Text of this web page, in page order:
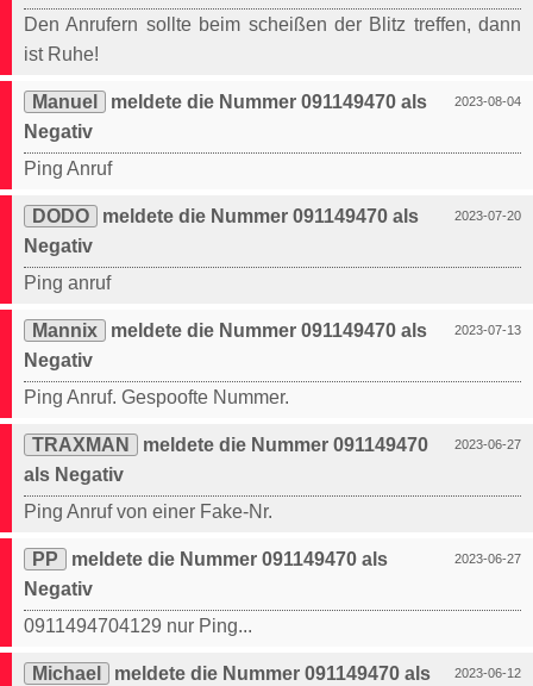
Den Anrufern sollte beim scheißen der Blitz treffen, dann
ist Ruhe!
2023-08-04
Manuel
meldete die Nummer 091149470 als
Negativ
Ping Anruf
2023-07-20
DODO
meldete die Nummer 091149470 als
Negativ
Ping anruf
2023-07-13
Mannix
meldete die Nummer 091149470 als
Negativ
Ping Anruf. Gespoofte Nummer.
2023-06-27
TRAXMAN
meldete die Nummer 091149470
als Negativ
Ping Anruf von einer Fake-Nr.
2023-06-27
PP
meldete die Nummer 091149470 als
Negativ
0911494704129 nur Ping...
2023-06-12
Michael
meldete die Nummer 091149470 als